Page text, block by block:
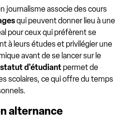
journalisme associe des cours
qui peuvent donner lieu à une
pour ceux qui préfèrent se
à leurs études et privilégier une
avant de se lancer sur le
statut d'étudiant permet de
scolaires, ce qui offre du temps
alternance